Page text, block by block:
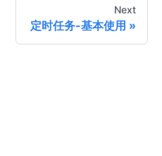
Next
定时任务-基本使用